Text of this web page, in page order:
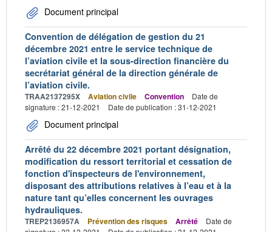
Document principal
Convention de délégation de gestion du 21
décembre 2021 entre le service technique de
l’aviation civile et la sous-direction financière du
secrétariat général de la direction générale de
l’aviation civile.
TRAA2137295X Aviation civile Convention
Date de
signature : 21-12-2021
Date de publication : 31-12-2021
Document principal
Arrêté du 22 décembre 2021 portant désignation,
modification du ressort territorial et cessation de
fonction d'inspecteurs de l'environnement,
disposant des attributions relatives à l’eau et à la
nature tant qu’elles concernent les ouvrages
hydrauliques.
TREP2136957A Prévention des risques Arrêté
Date de